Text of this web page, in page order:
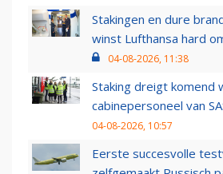
Stakingen en dure
winst Lufthansa hard
04-08-2026, 11:38
Staking dreigt komend
cabinepersoneel van
04-08-2026, 10:57
Eerste succesvolle